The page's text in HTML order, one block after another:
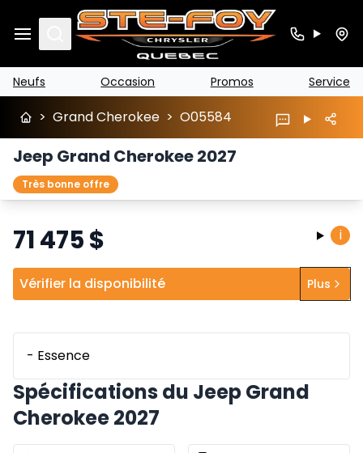
Search
Neufs Occasion Promos Service
> Grand Cherokee > O05584
Jeep Grand Cherokee 2027
Très bonne offre
71 475$ i
Vérifier la disponibilité Plus
- Essence
Spécifications du Jeep Grand
Cherokee 2027